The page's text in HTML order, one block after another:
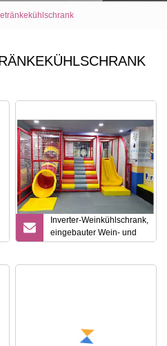
Inverter-Weinkühlschrank,
eingebauter Wein- und
Getränkekühlschrank mit